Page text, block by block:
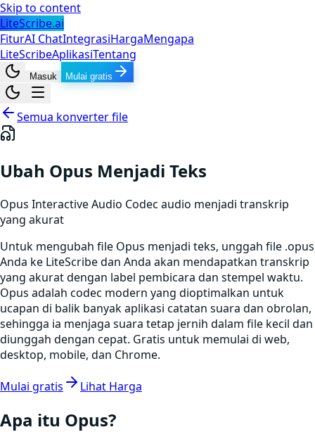
Skip to content
LiteScribe.ai
FiturAI ChatIntegrasiHargaMengapa
LiteScribeAplikasiTentang
Masuk Mulai gratis
Semua konverter file
Ubah Opus Menjadi Teks
Opus Interactive Audio Codec audio menjadi transkrip
yang akurat
Untuk mengubah file Opus menjadi teks, unggah file .opus
Anda ke LiteScribe dan Anda akan mendapatkan transkrip
yang akurat dengan label pembicara dan stempel waktu.
Opus adalah codec modern yang dioptimalkan untuk
ucapan di balik banyak aplikasi catatan suara dan obrolan,
sehingga ia menjaga suara tetap jernih dalam file kecil dan
diunggah dengan cepat. Gratis untuk memulai di web,
desktop, mobile, dan Chrome.
Mulai gratis Lihat Harga
Apa itu Opus?